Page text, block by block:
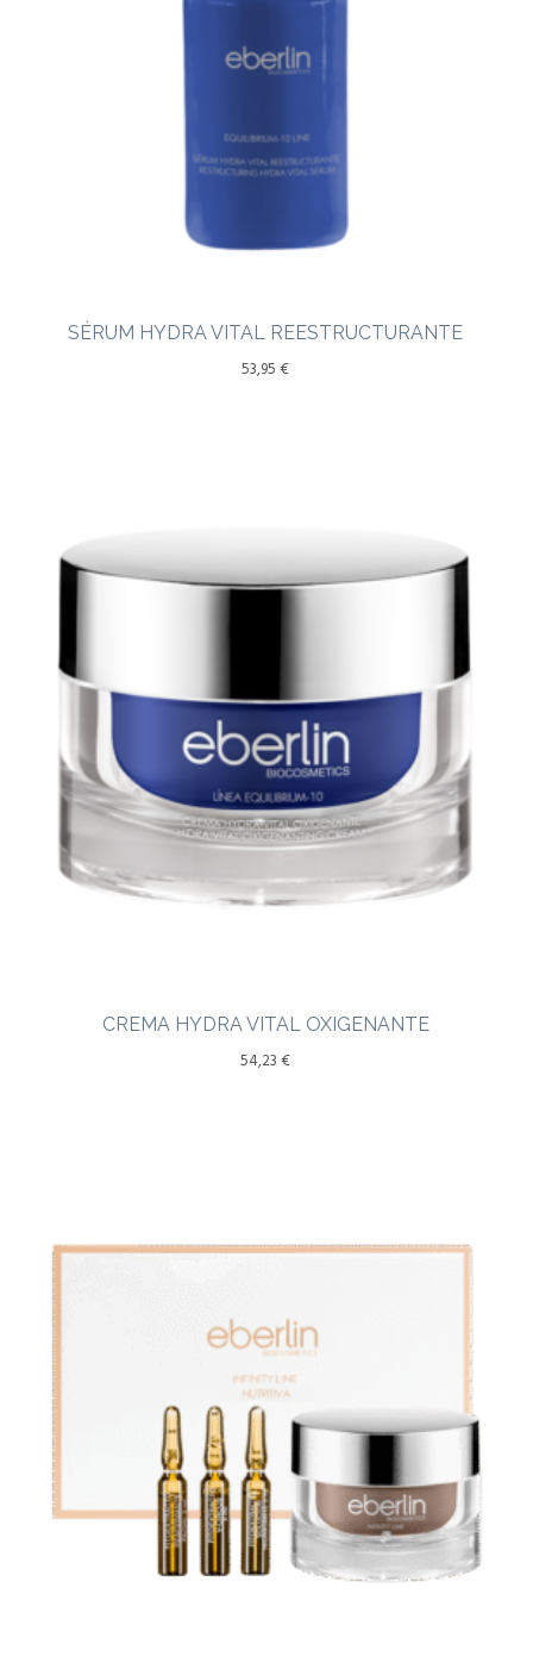
SÉRUM HYDRA VITAL REESTRUCTURANTE
53,95€
CREMA HYDRA VITAL OXIGENANTE
54,23€